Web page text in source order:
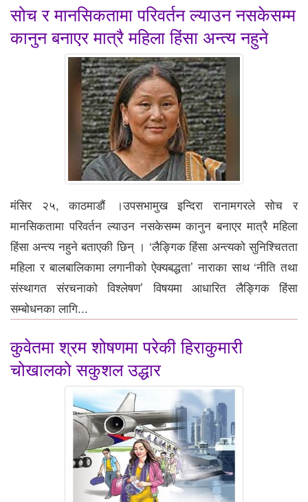
सोच र मानसिकतामा परिवर्तन ल्याउन नसकेसम्म
कानुन बनाएर मात्रै महिला हिंसा अन्त्य नहुने
मंसिर २५, काठमाडौं ।उपसभामुख इन्दिरा रानामगरले सोच र
मानसिकतामा परिवर्तन ल्याउन नसकेसम्म कानुन बनाएर मात्रै महिला
हिंसा अन्त्य नहुने बताएकी छिन् । ‘लैङ्गिक हिंसा अन्त्यको सुनिश्चितता
महिला र बालबालिकामा लगानीको ऐक्यबद्धता’ नाराका साथ ‘नीति तथा
संस्थागत संरचनाको विश्लेषण’ विषयमा आधारित लैङ्गिक हिंसा
सम्बोधनका लागि...
कुवेतमा श्रम शोषणमा परेकी हिराकुमारी
चोखालको सकुशल उद्धार